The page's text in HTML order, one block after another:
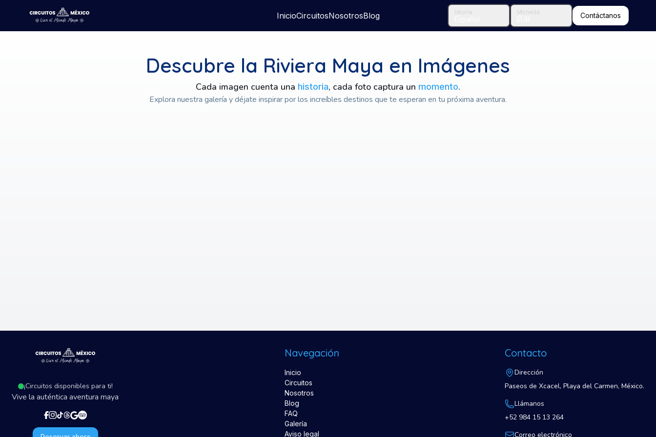
InicioCircuitosNosotrosBlog
Idioma
Idioma Moneda
Moneda Contáctanos
Descubre la Riviera Maya en Imágenes
Cada imagen cuenta una historia, cada foto captura un momento.
Explora nuestra galería y déjate inspirar por los increíbles destinos que te esperan en tu próxima aventura.
¡Circuitos disponibles para ti!
Vive la auténtica aventura maya
Navegación
Inicio
Circuitos
Nosotros
Blog
FAQ
Galería
Aviso legal
Contacto
Dirección
Paseos de Xcacel, Playa del Carmen, México.
Llámanos
+52 984 15 13 264
Correo electrónico